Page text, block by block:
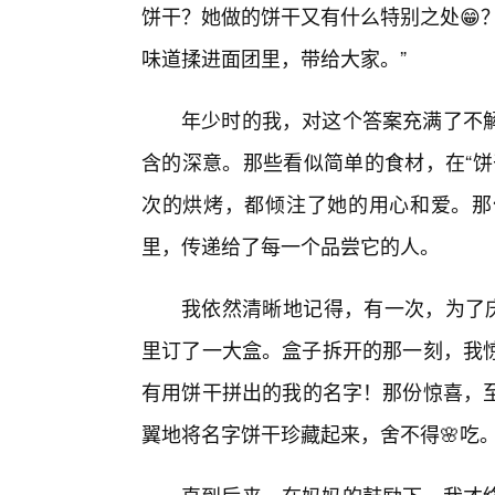
饼干？她做的饼干又有什么特别之处😁
味道揉进面团里，带给大家。”
年少时的我，对这个答案充满了不
含的深意。那些看似简单的食材，在“
次的烘烤，都倾注了她的用心和爱。
里，传递给了每一个品尝它的人。
我依然清晰地记得，有一次，为了
里订了一大盒。盒子拆开的那一刻，
有用饼干拼出的我的名字！那份惊喜
翼地将名字饼干珍藏起来，舍不得🌸吃